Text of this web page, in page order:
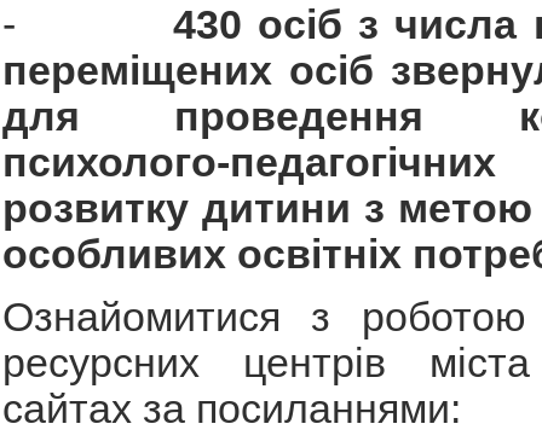
-
430 осіб з числа
переміщених осіб
для проведення
психолого-
розвитку дитини з
особливих освітніх
Ознайомитися з роботою
ресурсних центрів
сайтах за посиланнями: